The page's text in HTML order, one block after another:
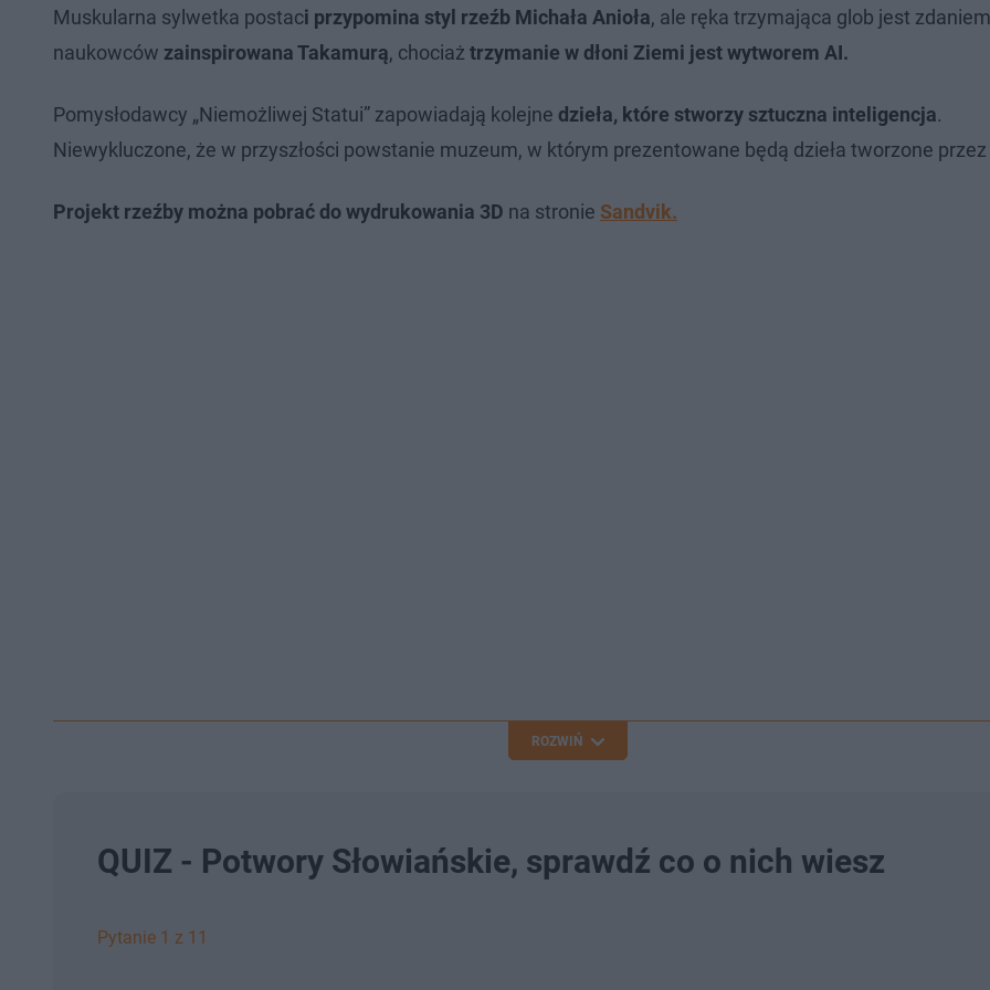
Muskularna sylwetka postaci przypomina styl rzeźb Michała Anioła, ale ręka trzymająca glob jest zdaniem
naukowców zainspirowana Takamurą, chociaż trzymanie w dłoni Ziemi jest wytworem AI.
Pomysłodawcy „Niemożliwej Statui” zapowiadają kolejne dzieła, które stworzy sztuczna inteligencja.
Niewykluczone, że w przyszłości powstanie muzeum, w którym prezentowane będą dzieła tworzone przez
Projekt rzeźby można pobrać do wydrukowania 3D na stronie Sandvik.
ROZWIŃ
QUIZ - Potwory Słowiańskie, sprawdź co o nich wiesz
Pytanie 1 z 11